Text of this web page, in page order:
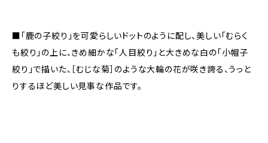
■「鹿の子絞り」を可愛らしいドットのように配し、美しい「むらく
も絞り」の上に、きめ細かな「人目絞り」と大きめな白の「小帽子
絞り」で描いた、［むじな菊］のような大輪の花が咲き誇る、うっと
りするほど美しい見事な作品です。